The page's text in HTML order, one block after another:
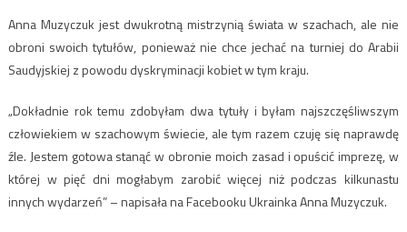
Anna Muzyczuk jest dwukrotną mistrzynią świata w szachach, ale nie
obroni swoich tytułów, ponieważ nie chce jechać na turniej do Arabii
Saudyjskiej z powodu dyskryminacji kobiet w tym kraju.
„Dokładnie rok temu zdobyłam dwa tytuły i byłam najszczęśliwszym
człowiekiem w szachowym świecie, ale tym razem czuję się naprawdę
źle. Jestem gotowa stanąć w obronie moich zasad i opuścić imprezę, w
której w pięć dni mogłabym zarobić więcej niż podczas kilkunastu
innych wydarzeń” – napisała na Facebooku Ukrainka Anna Muzyczuk.